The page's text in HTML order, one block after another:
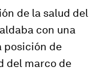
de la salud del
con una
posición de
del marco de